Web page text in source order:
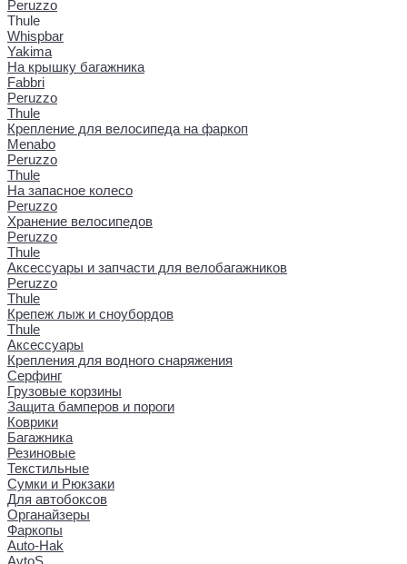
Peruzzo
Thule
Whispbar
Yakima
На крышку багажника
Fabbri
Peruzzo
Thule
Крепление для велосипеда на фаркоп
Menabo
Peruzzo
Thule
На запасное колесо
Peruzzo
Хранение велосипедов
Peruzzo
Thule
Аксессуары и запчасти для велобагажников
Peruzzo
Thule
Крепеж лыж и сноубордов
Thule
Аксессуары
Крепления для водного снаряжения
Серфинг
Грузовые корзины
Защита бамперов и пороги
Коврики
Багажника
Резиновые
Текстильные
Сумки и Рюкзаки
Для автобоксов
Органайзеры
Фаркопы
Auto-Hak
AvtoS